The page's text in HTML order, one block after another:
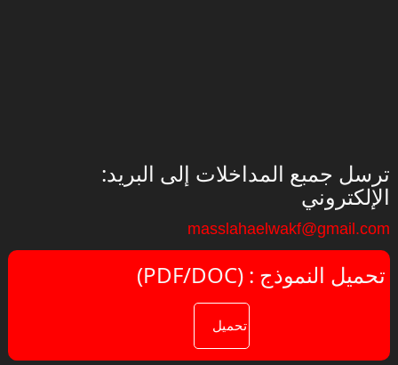
:ترسل جمبع المداخلات إلى البريد
الإلكتروني
masslahaelwakf@gmail.com
(PDF/DOC) : تحميل النموذج